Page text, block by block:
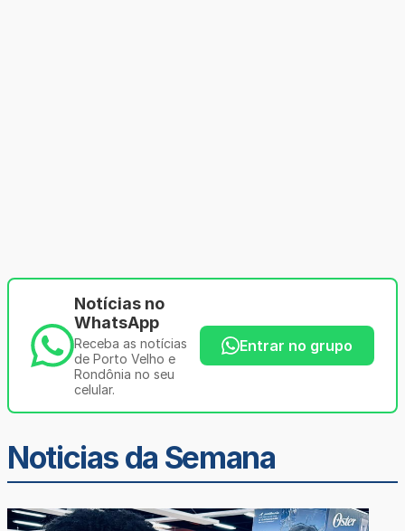
Notícias no
WhatsApp
Receba as notícias
de Porto Velho e
Rondônia no seu
celular.
Entrar no grupo
Noticias da Semana